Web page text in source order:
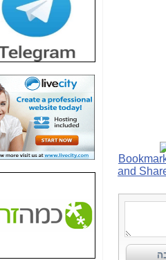
חשיפת מה שלא
רוצים שתדעו בעניין
פריסת אנלימיטד
(בניחוח בלתי נסבל)
כאן
חשיפה: איוב קרא
אישר לקבוצת
בדיוק מה שביבי
כאן
האם השר איוב קרא
היה צריך בכלל
על האישור, שנתן
האם ביבי וקרא
בכלל תמורה עבור